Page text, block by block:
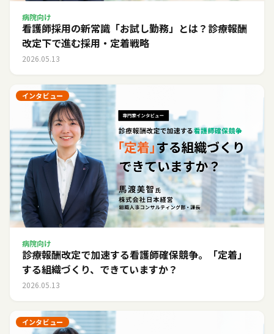
病院向け
看護師採用の新常識「お試し勤務」とは？診療報酬
改定下で進む採用・定着戦略
2026.05.13
インタビュー
病院向け
診療報酬改定で加速する看護師確保競争。「定着」
する組織づくり、できていますか？
2026.05.13
インタビュー